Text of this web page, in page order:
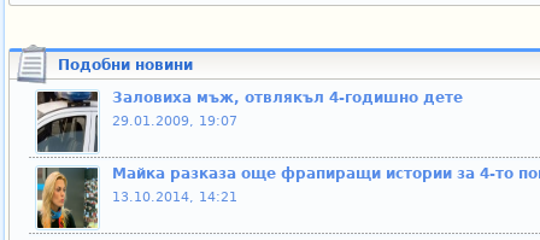
Подобни новини
Заловиха мъж, отвлякъл 4-годишно дете
29.01.2009, 19:07
Майка разказа още фрапиращи истории за 4-то
13.10.2014, 14:21